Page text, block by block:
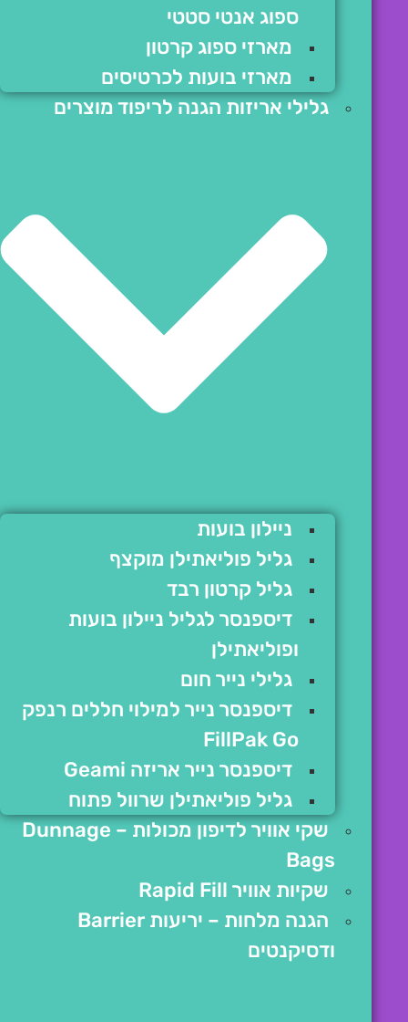
ספוג אנטי סטטי
מארזי ספוג קרטון
מארזי בועות לכרטיסים
גלילי אריזות הגנה לריפוד מוצרים
ניילון בועות
גליל פוליאתילן מוקצף
גליל קרטון רבד
דיספנסר לגליל ניילון בועות
ופוליאתילן
גלילי נייר חום
דיספנסר נייר למילוי חללים רנפק
FillPak Go
דיספנסר נייר אריזה Geami
גליל פוליאתילן שרוול פתוח
שקי אוויר לדיפון מכולות – Dunnage
Bags
שקיות אוויר Rapid Fill
הגנה מלחות – יריעות Barrier
ודסיקנטים